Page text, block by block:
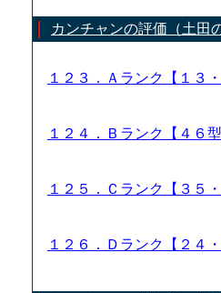
カンチャンの評価（土田
１２３．Ａランク【１３
１２４．Ｂランク【４６
１２５．Ｃランク【３５
１２６．Ｄランク【２４